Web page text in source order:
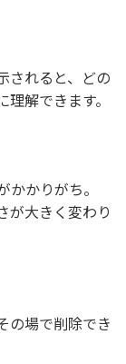
されると、どの
解できます。
かりがち。
が大きく変わり
の場で削除でき